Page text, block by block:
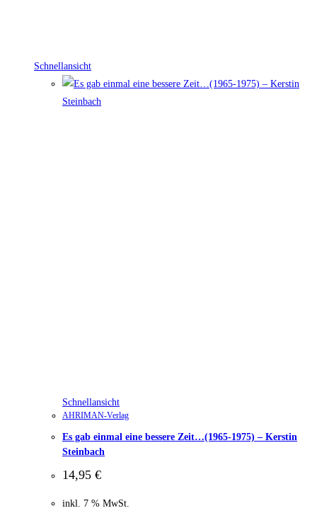
Schnellansicht
Schnellansicht
AHRIMAN-Verlag
Es gab einmal eine bessere Zeit…(1965-1975) – Kerstin
Steinbach
14,95 €
inkl. 7 % MwSt.